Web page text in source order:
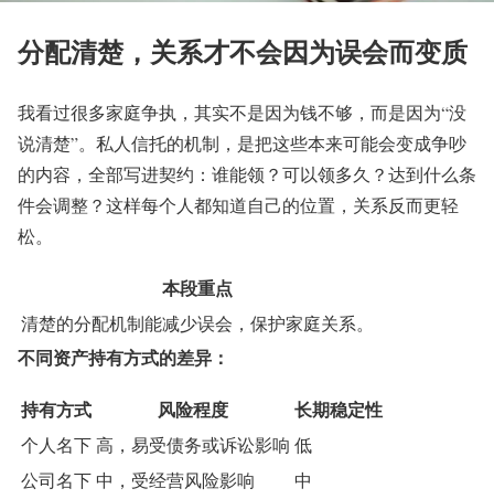
分配清楚，关系才不会因为误会而变质
我看过很多家庭争执，其实不是因为钱不够，而是因为“没
说清楚”。私人信托的机制，是把这些本来可能会变成争吵
的内容，全部写进契约：谁能领？可以领多久？达到什么条
件会调整？这样每个人都知道自己的位置，关系反而更轻
松。
本段重点
清楚的分配机制能减少误会，保护家庭关系。
不同资产持有方式的差异：
持有方式 风险程度 长期稳定性
个人名下高，易受债务或诉讼影响 低
公司名下 中，受经营风险影响
中